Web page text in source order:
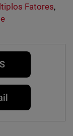
Fatores,